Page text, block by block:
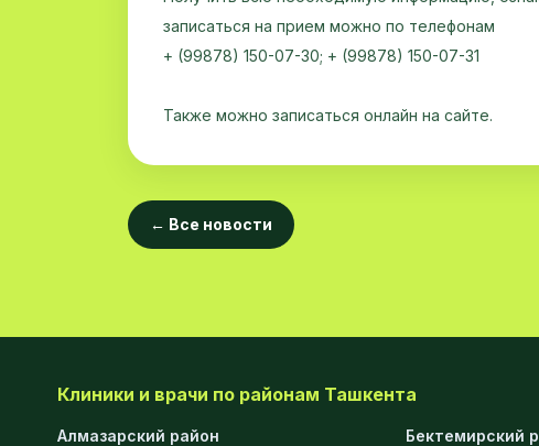
записаться на прием можно по телефонам
+ (99878) 150-07-30; + (99878) 150-07-31
Также можно записаться онлайн на сайте.
← Все новости
Клиники и врачи по районам Ташкента
Алмазарский район
Бектемирский